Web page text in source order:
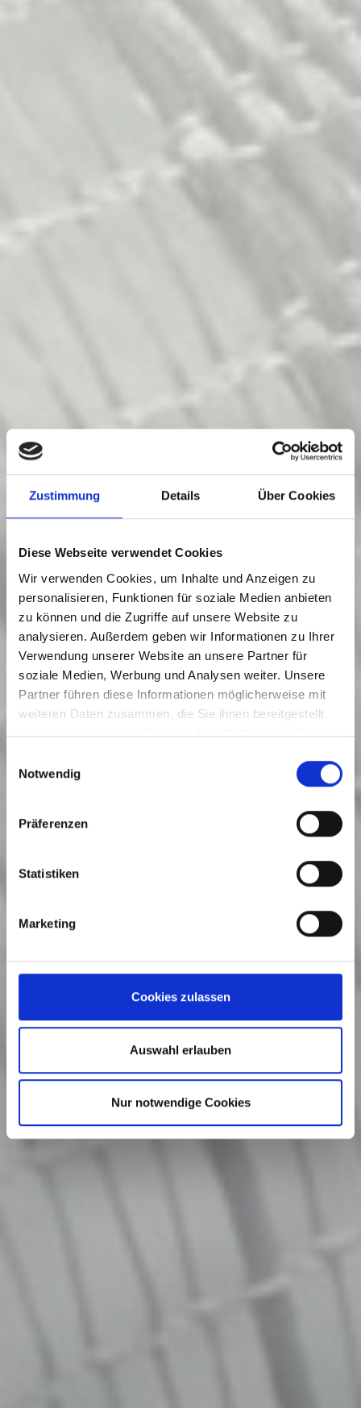
Zustimmung Details Über Cookies
Diese Webseite verwendet Cookies
Wir verwenden Cookies, um Inhalte und Anzeigen zu
personalisieren, Funktionen für soziale Medien anbieten
zu können und die Zugriffe auf unsere Website zu
analysieren. Außerdem geben wir Informationen zu Ihrer
Verwendung unserer Website an unsere Partner für
soziale Medien, Werbung und Analysen weiter. Unsere
Partner führen diese Informationen möglicherweise mit
weiteren Daten zusammen, die Sie ihnen bereitgestellt
haben oder die sie im Rahmen Ihrer Nutzung der Dienste
Notwendig
Präferenzen
Statistiken
Marketing
Cookies zulassen
Auswahl erlauben
Nur notwendige Cookies